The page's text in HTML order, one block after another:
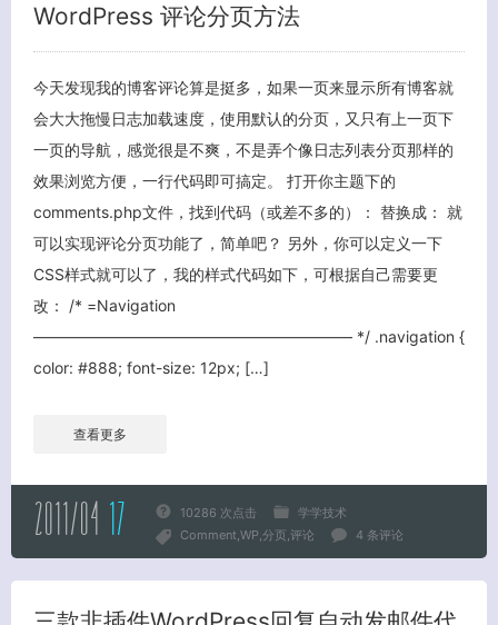
WordPress 评论分页方法
今天发现我的博客评论算是挺多，如果一页来显示所有博客就
会大大拖慢日志加载速度，使用默认的分页，又只有上一页下
一页的导航，感觉很是不爽，不是弄个像日志列表分页那样的
效果浏览方便，一行代码即可搞定。 打开你主题下的
comments.php文件，找到代码（或差不多的）： 替换成： 就
可以实现评论分页功能了，简单吧？ 另外，你可以定义一下
CSS样式就可以了，我的样式代码如下，可根据自己需要更
改： /* =Navigation
————————————————————– */ .navigation {
color: #888; font-size: 12px; […]
查看更多
2011/04 17 10286 次点击
学学技术
Comment WP 分页 评论 4 条评论
关闭弹窗